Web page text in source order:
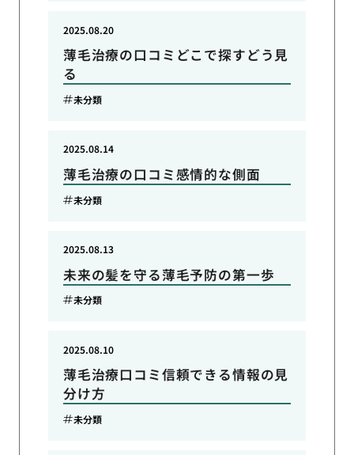
薄毛治療の口コミどこで探すどう見
る
2025.08.20
未分類
薄毛治療の口コミ感情的な側面
2025.08.14
未分類
未来の髪を守る薄毛予防の第一歩
2025.08.13
未分類
薄毛治療口コミ信頼できる情報の見
分け方
2025.08.10
未分類